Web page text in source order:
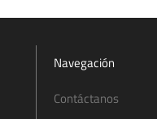
Navegación
Contáctanos